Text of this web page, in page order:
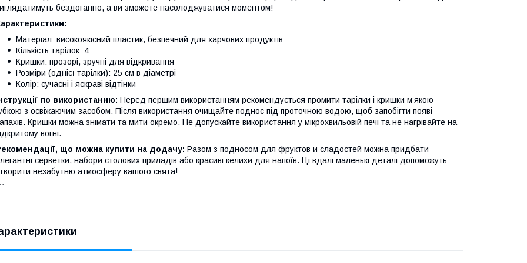
бездоганно, а ви зможете насолоджуватися моментом!
Матеріал: високоякісний пластик, безпечний для харчових продуктів
Кількість тарілок: 4
Кришки: прозорі, зручні для відкривання
Розміри (однієї тарілки): 25 см в діаметрі
Колір: сучасні і яскраві відтінки
по використанню: Перед першим використанням рекомендується промити тарілки і кришки м’якою
з освіжаючим засобом. Після використання очищайте поднос під проточною водою, щоб запобігти появі
Кришки можна знімати та мити окремо. Не допускайте використання у мікрохвильовій печі та не нагрівайте на
вогні.
що можна купити на додачу: Разом з подносом для фруктов и сладостей можна придбати
серветки, набори столових приладів або красиві келихи для напоїв. Ці вдалі маленькі деталі допоможуть
незабутню атмосферу вашого свята!